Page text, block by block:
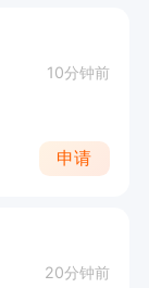
10分钟前
申请
20分钟前